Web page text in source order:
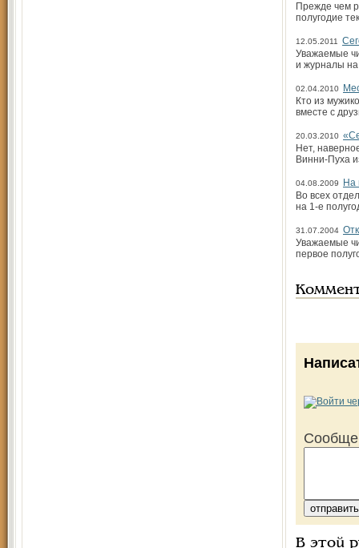
Прежде чем
полугодие
12.05.2011
Уважаемые
и журналы на
02.04.2010
Кто из
вместе с
20.03.2010
Нет,
Винни-Пуха
04.08.2009
На
Во всех
на 1-е
31.07.2004
Уважаемые
первое
В этой